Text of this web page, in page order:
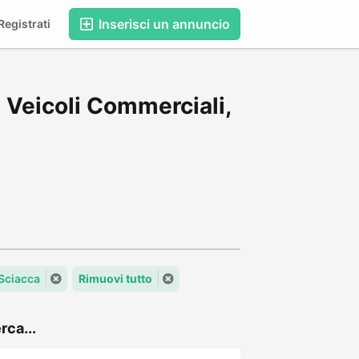
Inserisci un annuncio
Commerciali,
Rimuovi tutto